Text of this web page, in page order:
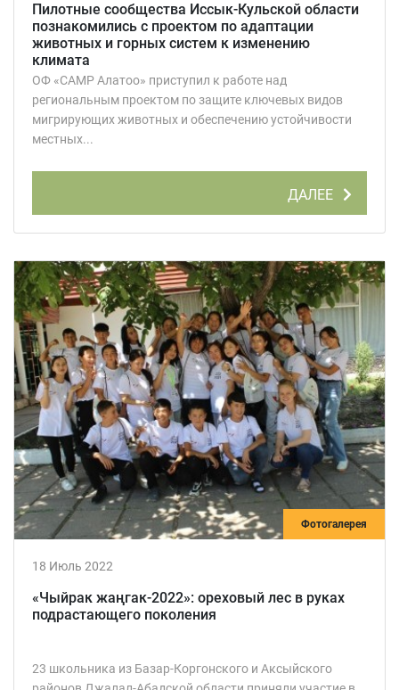
Пилотные сообщества Иссык-Кульской области
познакомились с проектом по адаптации
животных и горных систем к изменению
климата
ОФ «САМР Алатоо» приступил к работе над
региональным проектом по защите ключевых видов
мигрирующих животных и обеспечению устойчивости
местных...
ДАЛЕЕ
Фотогалерея
18 Июль 2022
«Чыйрак жаңгак-2022»: ореховый лес в руках
подрастающего поколения
23 школьника из Базар-Коргонского и Аксыйского